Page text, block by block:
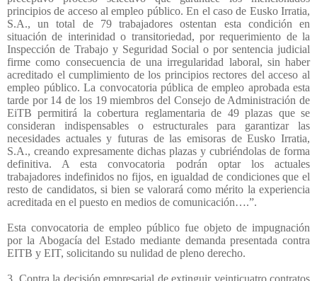
principios de acceso al empleo público. En el caso de Eusko Irratia,
S.A., un total de 79 trabajadores ostentan esta condición en
situación de interinidad o transitoriedad, por requerimiento de la
Inspección de Trabajo y Seguridad Social o por sentencia judicial
firme como consecuencia de una irregularidad laboral, sin haber
acreditado el cumplimiento de los principios rectores del acceso al
empleo público. La convocatoria pública de empleo aprobada esta
tarde por 14 de los 19 miembros del Consejo de Administración de
EiTB permitirá la cobertura reglamentaria de 49 plazas que se
consideran indispensables o estructurales para garantizar las
necesidades actuales y futuras de las emisoras de Eusko Irratia,
S.A., creando expresamente dichas plazas y cubriéndolas de forma
definitiva. A esta convocatoria podrán optar los actuales
trabajadores indefinidos no fijos, en igualdad de condiciones que el
resto de candidatos, si bien se valorará como mérito la experiencia
acreditada en el puesto en medios de comunicación….”.
Esta convocatoria de empleo público fue objeto de impugnación
por la Abogacía del Estado mediante demanda presentada contra
EITB y EIT, solicitando su nulidad de pleno derecho.
3. Contra la decisión empresarial de extinguir veinticuatro contratos